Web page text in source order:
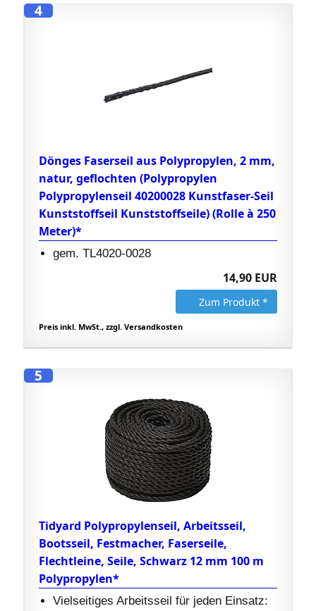
4
Dönges Faserseil aus Polypropylen, 2 mm,
natur, geflochten (Polypropylen
Polypropylenseil 40200028 Kunstfaser-Seil
Kunststoffseil Kunststoffseile) (Rolle à 250
Meter)*
gem. TL4020-0028
14,90 EUR
Zum Produkt *
Preis inkl. MwSt., zzgl. Versandkosten
5
Tidyard Polypropylenseil, Arbeitsseil,
Bootsseil, Festmacher, Faserseile,
Flechtleine, Seile, Schwarz 12 mm 100 m
Polypropylen*
Vielseitiges Arbeitsseil für jeden Einsatz: